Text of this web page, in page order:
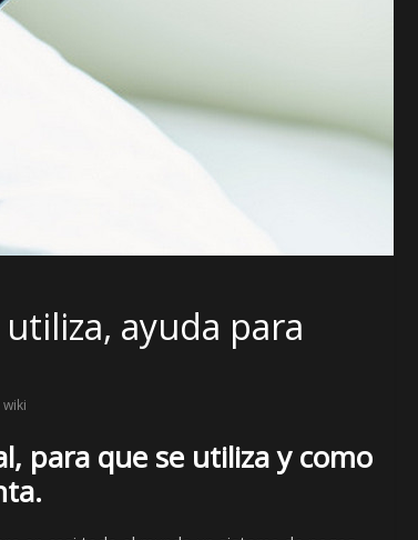
ayuda para
wiki
para que se utiliza y como